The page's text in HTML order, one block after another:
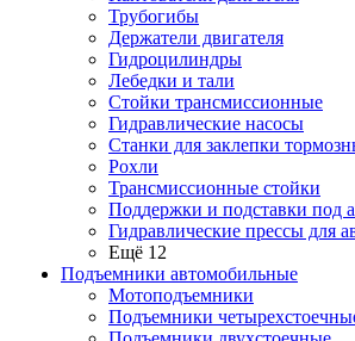
Трубогибы
Держатели двигателя
Гидроцилиндры
Лебедки и тали
Стойки трансмиссионные
Гидравлические насосы
Cтанки для заклепки
Рохли
Трансмиссионные стойки
Поддержки и подставки под
Гидравлические прессы для
Ещё 12
Подъемники автомобильные
Мотоподъемники
Подъемники